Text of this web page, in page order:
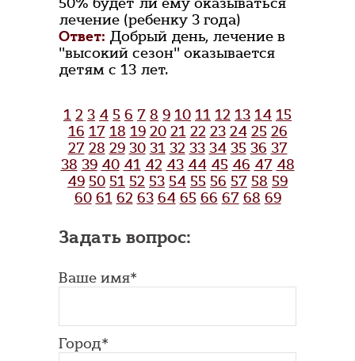
лечение (ребенку 3 года)
Ответ: Добрый день, лечение в
"высокий сезон" оказывается
детям с 13 лет.
1 2 3 4 5 6 7 8 9 10 11 12 13 14 15
16 17 18 19 20 21 22 23 24 25 26
27 28 29 30 31 32 33 34 35 36 37
38 39 40 41 42 43 44 45 46 47 48
49 50 51 52 53 54 55 56 57 58 59
60 61 62 63 64 65 66 67 68 69
Задать вопрос:
Ваше имя*
Город*